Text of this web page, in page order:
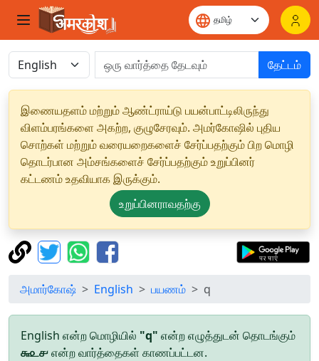
தேட்டம்
இணையதளம் மற்றும் ஆண்ட்ராய்டு பயன்பாட்டிலிருந்து
விளம்பரங்களை அகற்ற, குழுசேரவும். அமர்கோஷில் புதிய
சொற்கள் மற்றும் வரையறைகளைச் சேர்ப்பதற்கும் பிற மொழி
தொடர்பான அம்சங்களைச் சேர்ப்பதற்கும் உறுப்பினர்
கட்டணம் உதவியாக இருக்கும்.
உறுப்பினராவதற்கு
அமார்கோஷ் English பயணம் q
English என்ற மொழியில் "q" என்ற எழுத்துடன் தொடங்கும்
௬௨௪என்ற வார்த்தைகள் காணப்பட்டன.